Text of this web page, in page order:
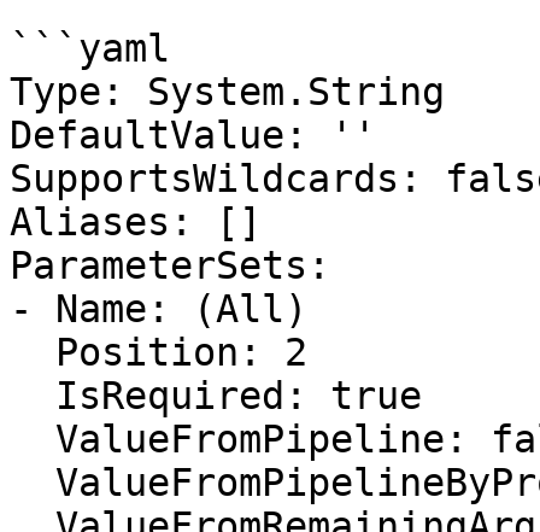
```yaml
Type: System.String
DefaultValue: ''
SupportsWildcards:
Aliases: []
ParameterSets:
- Name: (All)